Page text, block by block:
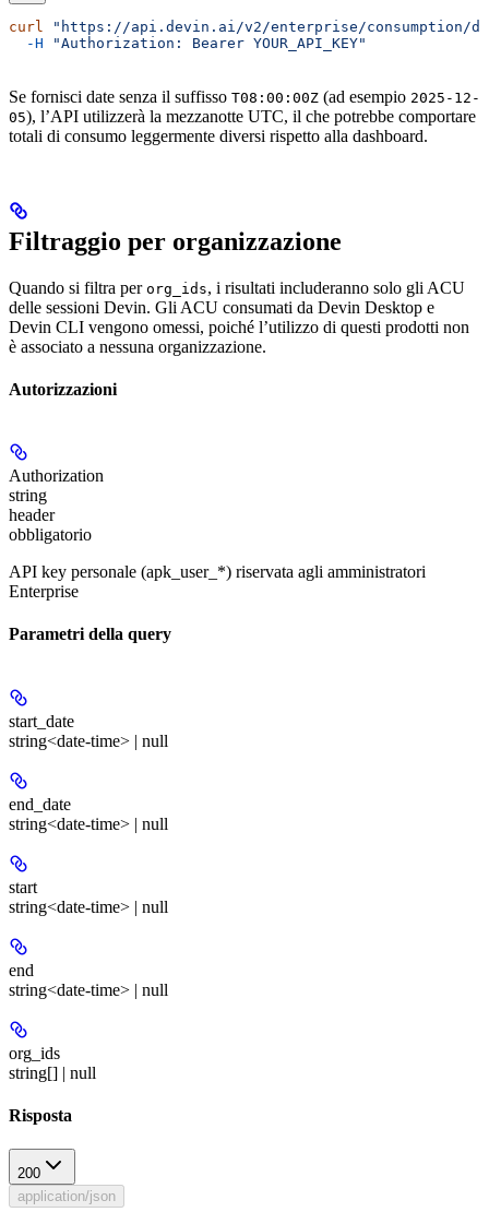
curl
"https://api.devin.ai/v2/enterprise/consumption/
  -H
"Authorization: Bearer YOUR_API_KEY"
Se fornisci date senza il suffisso T08:00:00Z (ad esempio 2025-12-
05), l’API utilizzerà la mezzanotte UTC, il che potrebbe comportare
totali di consumo leggermente diversi rispetto alla dashboard.
Filtraggio per organizzazione
Quando si filtra per org_ids, i risultati includeranno solo gli ACU
delle sessioni Devin. Gli ACU consumati da Devin Desktop e
Devin CLI vengono omessi, poiché l’utilizzo di questi prodotti non
è associato a nessuna organizzazione.
Autorizzazioni
Authorization
string
header
obbligatorio
API key personale (apk_user_*) riservata agli amministratori
Enterprise
Parametri della query
start_date
string<date-time> | null
end_date
string<date-time> | null
start
string<date-time> | null
end
string<date-time> | null
org_ids
string[] | null
Risposta
200
application/json